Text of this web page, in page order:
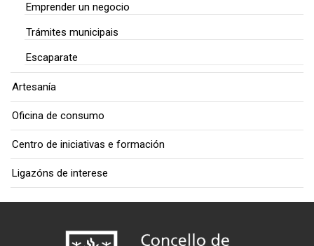
Emprender un negocio
Trámites municipais
Escaparate
Artesanía
Oficina de consumo
Centro de iniciativas e formación
Ligazóns de interese